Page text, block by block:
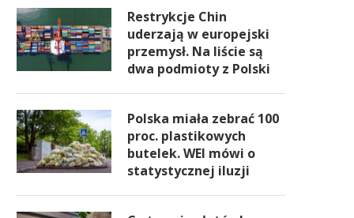
Restrykcje Chin
uderzają w europejski
przemysł. Na liście są
dwa podmioty z Polski
Polska miała zebrać 100
proc. plastikowych
butelek. WEI mówi o
statystycznej iluzji